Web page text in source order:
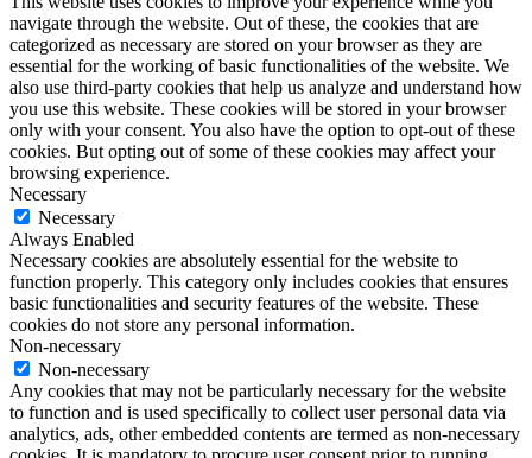
navigate through the website. Out of these, the cookies that are
categorized as necessary are stored on your browser as they are
essential for the working of basic functionalities of the website. We
also use third-party cookies that help us analyze and understand how
you use this website. These cookies will be stored in your browser
only with your consent. You also have the option to opt-out of these
cookies. But opting out of some of these cookies may affect your
browsing experience.
Necessary
Necessary
Always Enabled
Necessary cookies are absolutely essential for the website to
function properly. This category only includes cookies that ensures
basic functionalities and security features of the website. These
cookies do not store any personal information.
Non-necessary
Non-necessary
Any cookies that may not be particularly necessary for the website
to function and is used specifically to collect user personal data via
analytics, ads, other embedded contents are termed as non-necessary